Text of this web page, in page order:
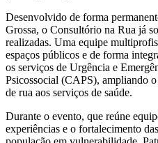
Desenvolvido de forma
Grossa, o Consultório na Rua já
realizadas. Uma equipe
espaços públicos e de forma
os serviços de Urgência e
Psicossocial (CAPS), ampliando
de rua aos serviços de saúde.
Durante o evento, que reúne
experiências e o fortalecimento